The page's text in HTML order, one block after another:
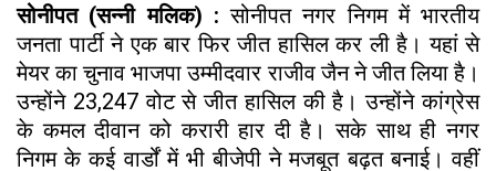
सोनीपत (सन्नी मलिक) :सोनीपत नगर निगम में भारतीय
जनता पार्टी ने एक बार फिर जीत हासिल कर ली है। यहां से
मेयर का चुनाव भाजपा उम्मीदवार राजीव जैन ने जीत लिया है।
उन्होंने 23,247 वोट से जीत हासिल की है। उन्होंने कांग्रेस
के कमल दीवान को करारी हार दी है। सके साथ ही नगर
निगम के कई वार्डों में भी बीजेपी ने मजबूत बढ़त बनाई। वहीं